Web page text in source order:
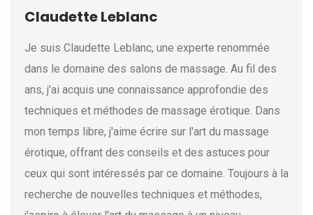
Claudette Leblanc
Je suis Claudette Leblanc, une experte renommée
dans le domaine des salons de massage. Au fil des
ans, j'ai acquis une connaissance approfondie des
techniques et méthodes de massage érotique. Dans
mon temps libre, j'aime écrire sur l'art du massage
érotique, offrant des conseils et des astuces pour
ceux qui sont intéressés par ce domaine. Toujours à la
recherche de nouvelles techniques et méthodes,